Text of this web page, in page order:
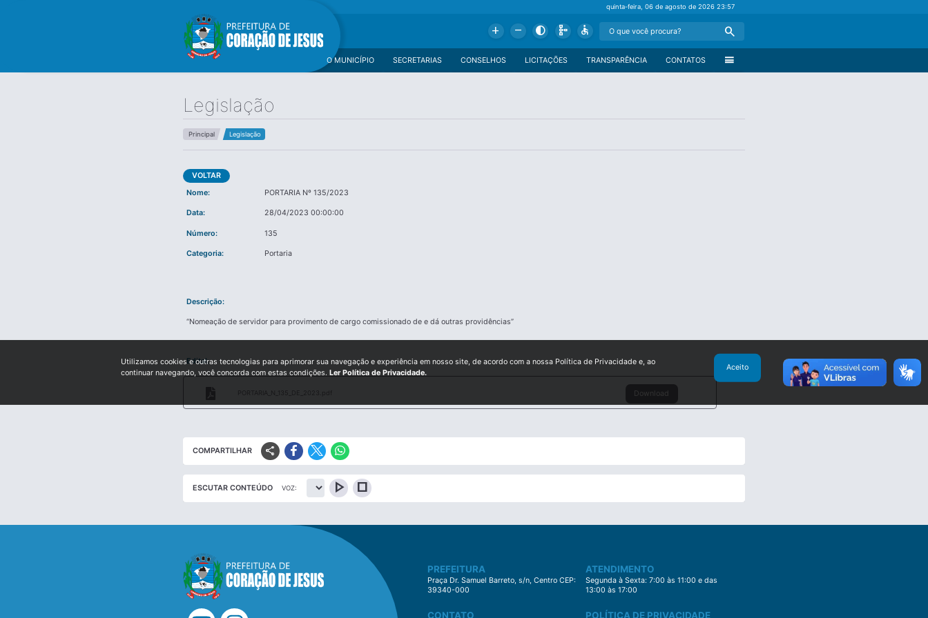
quinta-feira, 06 de agosto de 202623:57
Add Remove Contrast Schema Accessible Search
menu
CONTATOS
TRANSPARÊNCIA
LICITAÇÕES
CONSELHOS
SECRETARIAS
O MUNICÍPIO
Legislação
Principal Legislação
VOLTAR
Nome:
PORTARIA Nº 135/2023
Data: 28/04/2023 00:00:00
Número: 135
Categoria: Portaria
Descrição:
“Nomeação de servidor para provimento de cargo comissionado de e dá outras providências”
Edital:
PORTARIA_N_135_DE_2023.pdf Download
COMPARTILHAR share
ESCUTAR CONTEÚDO VOZ: play_arrow stop
PREFEITURA
Praça Dr. Samuel Barreto, s/n, Centro CEP:
39340-000
ATENDIMENTO
Segunda à Sexta: 7:00 às 11:00 e das
13:00 às 17:00
CONTATO POLÍTICA DE PRIVACIDADE
Utilizamos cookies e outras tecnologias para aprimorar sua navegação e experiência em nosso site, de acordo com a nossa Política de Privacidade e, ao
continuar navegando, você concorda com estas condições. Ler Política de Privacidade.
Aceito